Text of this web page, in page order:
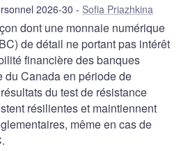
2026-30 Sofia Priazhkina
dont une monnaie numérique
de détail ne portant pas intérêt
financière des banques
du Canada en période de
du test de résistance
résilientes et maintiennent
même en cas de